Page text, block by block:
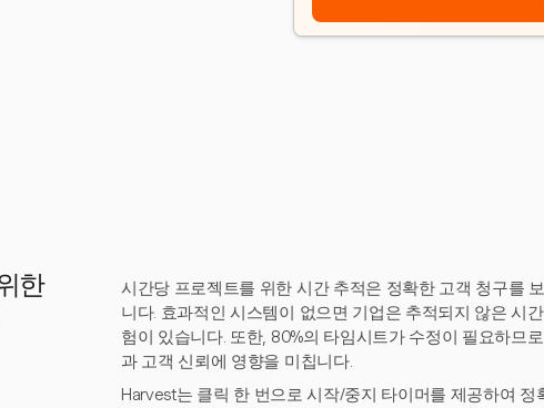
한
시간당 프로젝트를 위한 시간 추적은 정확한 고객 청구를
니다. 효과적인 시스템이 없으면 기업은 추적되지 않은 시
험이 있습니다. 또한, 80%의 타임시트가 수정이 필요하므
과 고객 신뢰에 영향을 미칩니다.
Harvest는 클릭 한 번으로 시작/중지 타이머를 제공하여